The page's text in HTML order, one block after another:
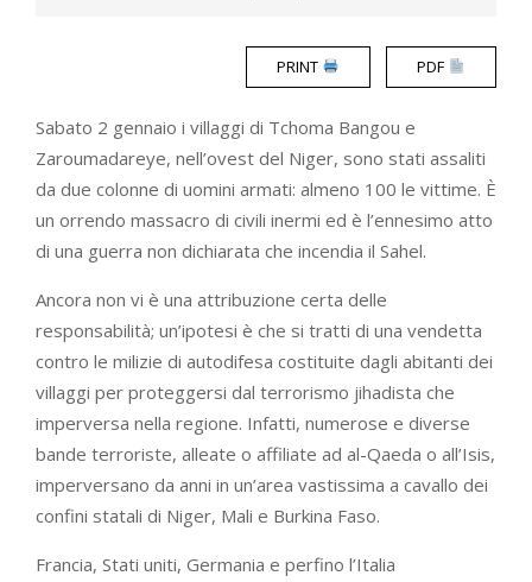
PRINT PDF
Sabato 2 gennaio i villaggi di Tchoma Bangou e
Zaroumadareye, nell’ovest del Niger, sono stati assaliti
da due colonne di uomini armati: almeno 100 le vittime. È
un orrendo massacro di civili inermi ed è l’ennesimo atto
di una guerra non dichiarata che incendia il Sahel.
Ancora non vi è una attribuzione certa delle
responsabilità; un’ipotesi è che si tratti di una vendetta
contro le milizie di autodifesa costituite dagli abitanti dei
villaggi per proteggersi dal terrorismo jihadista che
imperversa nella regione. Infatti, numerose e diverse
bande terroriste, alleate o affiliate ad al-Qaeda o all’Isis,
imperversano da anni in un’area vastissima a cavallo dei
confini statali di Niger, Mali e Burkina Faso.
Francia, Stati uniti, Germania e perfino l’Italia